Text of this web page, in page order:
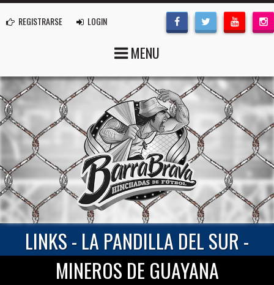
REGISTRARSE LOGIN
MENU
LINKS - LA PANDILLA DEL SUR -
MINEROS DE GUAYANA